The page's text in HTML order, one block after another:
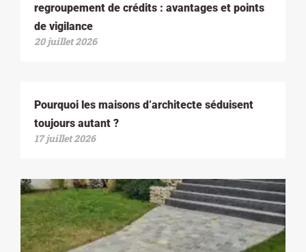
regroupement de crédits : avantages et points
de vigilance
20 juillet 2026
Pourquoi les maisons d’architecte séduisent
toujours autant ?
17 juillet 2026